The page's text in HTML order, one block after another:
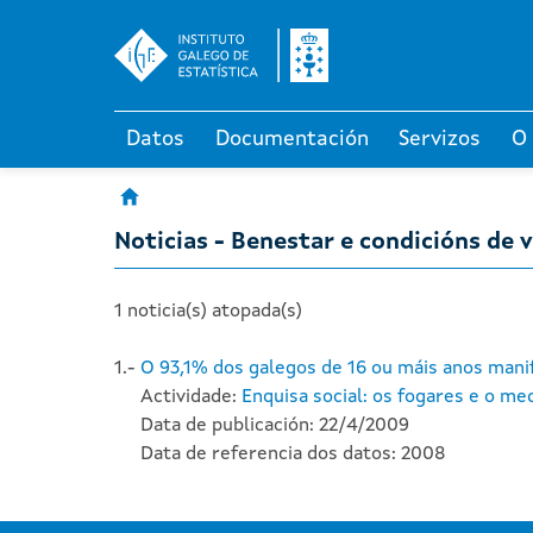
Datos Documentación Servizos O
Noticias - Benestar e condicións de
1 noticia(s) atopada(s)
1.- O 93,1% dos galegos de 16 ou máis anos
Actividade: Enquisa social: os fogares e o
Data de publicación: 22/4/2009
Data de referencia dos datos: 2008